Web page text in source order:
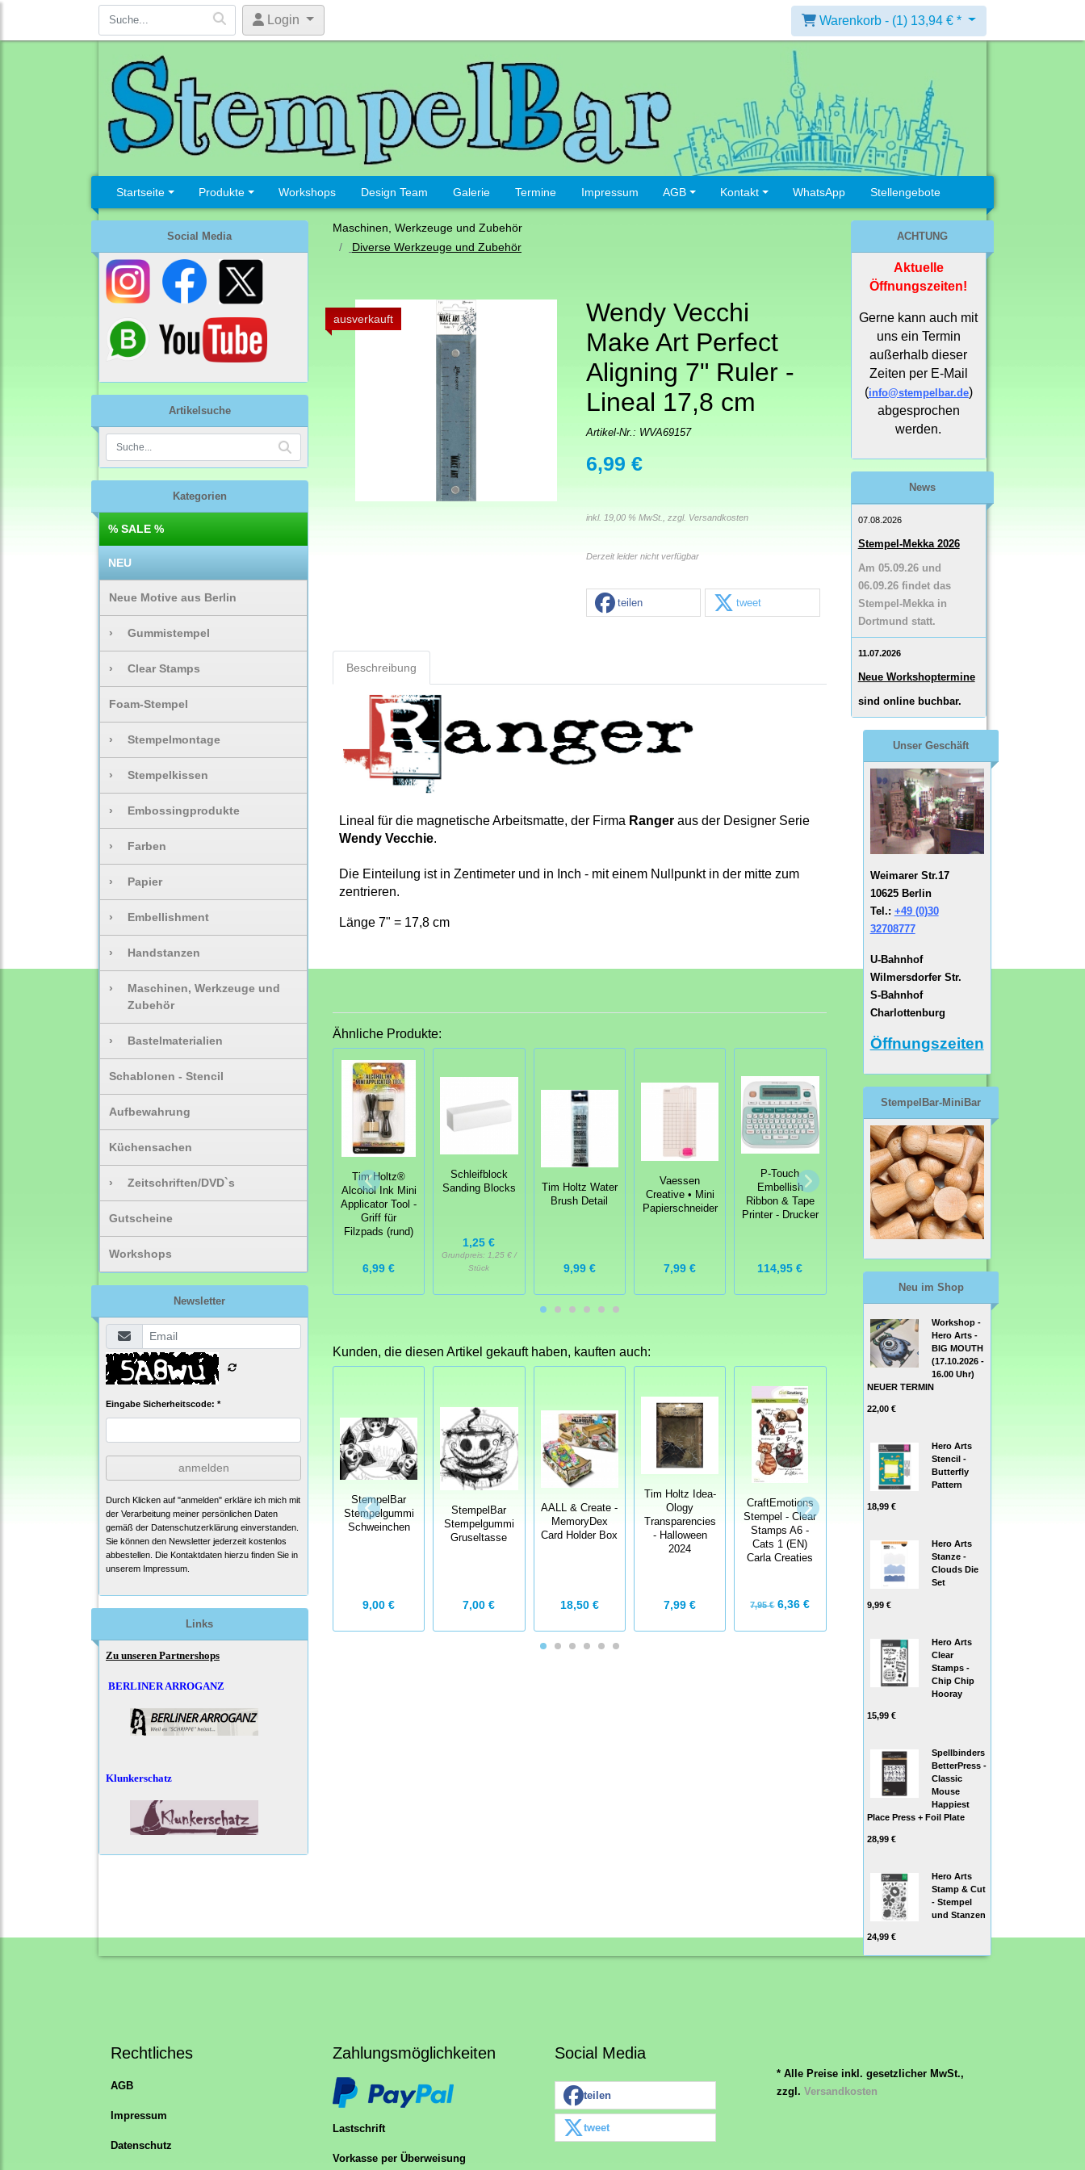
Login Warenkorb - (1) 13,94 € *
Startseite Produkte Workshops Design Team Galerie Termine Impressum AGB Kontakt WhatsApp Stellengebote
Social Media
Artikelsuche
Kategorien
% SALE %
NEU
Neue Motive aus Berlin
› Gummistempel
› Clear Stamps
Foam-Stempel
› Stempelmontage
› Stempelkissen
› Embossingprodukte
› Farben
› Papier
› Embellishment
› Handstanzen
›
Maschinen, Werkzeuge und
Zubehör
› Bastelmaterialien
Schablonen - Stencil
Aufbewahrung
Küchensachen
› Zeitschriften/DVD`s
Gutscheine
Workshops
Newsletter
Eingabe Sicherheitscode: *
anmelden
Durch Klicken auf "anmelden" erkläre ich mich mit
der Verarbeitung meiner persönlichen Daten
gemäß der Datenschutzerklärung einverstanden.
Sie können den Newsletter jederzeit kostenlos
abbestellen. Die Kontaktdaten hierzu finden Sie in
unserem Impressum.
Links
Zu unseren Partnershops
BERLINER ARROGANZ
Klunkerschatz
Maschinen, Werkzeuge und Zubehör
Diverse Werkzeuge und Zubehör
ausverkauft
Wendy Vecchi
Make Art Perfect
Aligning 7" Ruler -
Lineal 17,8 cm
Artikel-Nr.: WVA69157
6,99 €
inkl. 19,00 % MwSt., zzgl. Versandkosten
Derzeit leider nicht verfügbar
teilen tweet
Beschreibung
Lineal für die magnetische Arbeitsmatte, der Firma Ranger aus der Designer Serie
Wendy Vecchie.
Die Einteilung ist in Zentimeter und in Inch - mit einem Nullpunkt in der mitte zum
zentrieren.
Länge 7" = 17,8 cm
Ähnliche Produkte:
Tim Holtz®
Alcohol Ink Mini
Applicator Tool -
Griff für
Filzpads (rund)
6,99 €
Schleifblock
Sanding Blocks
1,25 €
Grundpreis: 1,25 € /
Stück
Tim Holtz Water
Brush Detail
9,99 €
Vaessen
Creative • Mini
Papierschneider
7,99 €
P-Touch
Embellish
Ribbon & Tape
Printer - Drucker
114,95 €
Tim Holtz
Schere titanium
micro serrated
scissors 9,5inch
Silent Eyelet
Setter Tool
Ösensetzer
Kunden, die diesen Artikel gekauft haben, kauften auch:
StempelBar
Stempelgummi
Schweinchen
9,00 €
StempelBar
Stempelgummi
Gruseltasse
7,00 €
AALL & Create -
MemoryDex
Card Holder Box
18,50 €
Tim Holtz Idea-
Ology
Transparencies
- Halloween
2024
7,99 €
CraftEmotions
Stempel - Clear
Stamps A6 -
Cats 1 (EN)
Carla Creaties
7,95 €6,36 €
Stempel - Clear
Christmas Carla
Creaties
7,95 €6,36 €
Creaties
ACHTUNG
Aktuelle
Öffnungszeiten!
Gerne kann auch mit
uns ein Termin
außerhalb dieser
Zeiten per E-Mail
(info@stempelbar.de)
abgesprochen
werden.
News
07.08.2026
Stempel-Mekka 2026
Am 05.09.26 und
06.09.26 findet das
Stempel-Mekka in
Dortmund statt.
11.07.2026
Neue Workshoptermine
sind online buchbar.
Unser Geschäft
Weimarer Str.17
10625 Berlin
Tel.: +49 (0)30
32708777
U-Bahnhof
Wilmersdorfer Str.
S-Bahnhof
Charlottenburg
Öffnungszeiten
StempelBar-MiniBar
Neu im Shop
Workshop -
Hero Arts -
BIG MOUTH
(17.10.2026 -
16.00 Uhr)
NEUER TERMIN
22,00 €
Hero Arts
Stencil -
Butterfly
Pattern
18,99 €
Hero Arts
Stanze -
Clouds Die
Set
9,99 €
Hero Arts
Clear
Stamps -
Chip Chip
Hooray
15,99 €
Spellbinders
BetterPress -
Classic
Mouse
Happiest
Place Press + Foil Plate
28,99 €
Hero Arts
Stamp & Cut
- Stempel
und Stanzen
24,99 €
Rechtliches
AGB
Impressum
Datenschutz
Zahlungsmöglichkeiten
Lastschrift
Vorkasse per Überweisung
Social Media
teilen
tweet
* Alle Preise inkl. gesetzlicher MwSt.,
zzgl. Versandkosten